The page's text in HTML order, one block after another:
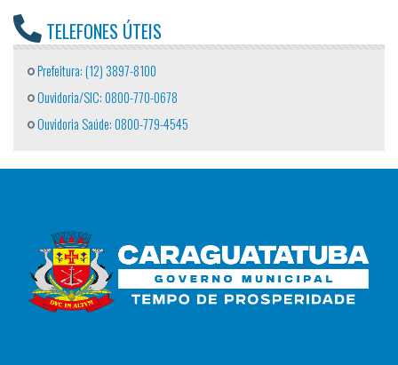
TELEFONES ÚTEIS
Prefeitura: (12) 3897-8100
Ouvidoria/SIC: 0800-770-0678
Ouvidoria Saúde: 0800-779-4545